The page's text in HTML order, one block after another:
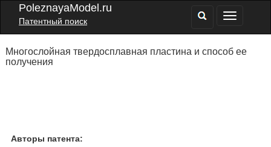
PoleznayaModel.ru
Патентный поиск
Многослойная твердосплавная пластина и способ ее
получения
Авторы патента: